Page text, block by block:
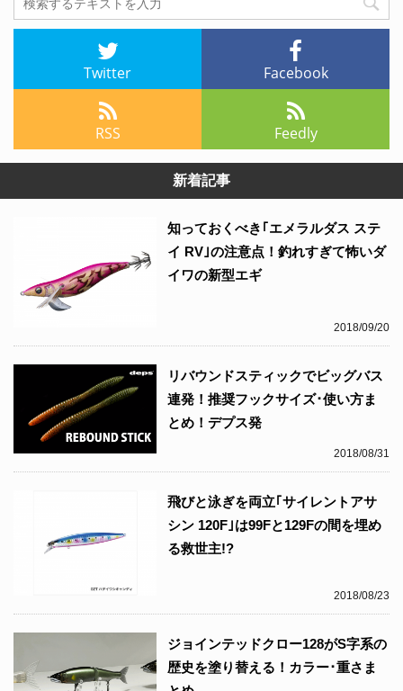
Twitter Facebook
RSS Feedly
新着記事
2018/09/20
知っておくべき｢エメラルダス ステ
イ RV｣の注意点！釣れすぎて怖いダ
イワの新型エギ
2018/08/31
リバウンドスティックでビッグバス
連発！推奨フックサイズ･使い方ま
とめ！デプス発
2018/08/23
飛びと泳ぎを両立｢サイレントアサ
シン 120F｣は99Fと129Fの間を埋め
る救世主!?
ジョインテッドクロー128がS字系の
歴史を塗り替える！カラー･重さま